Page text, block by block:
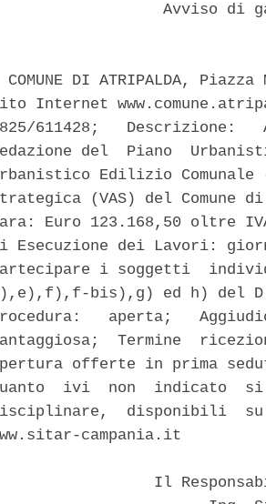
Avviso di
COMUNE DI ATRIPALDA, Piazza
Internet
611428;   Descrizione:
del  Piano
Edilizio Comunale
(VAS) del
Euro 123.168,50 oltre
Esecuzione dei Lavori:
i soggetti
bis),g) ed h) del
aperta;
Termine
offerte in prima
ivi  non  indicato
disponibili
campania.it
Il